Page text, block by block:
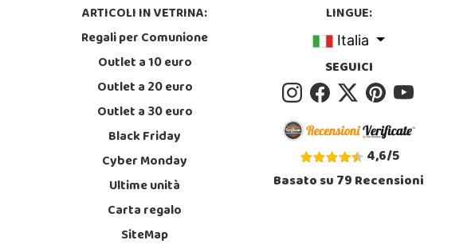
ARTICOLI IN VETRINA:
Regali per Comunione
Outlet a 10 euro
Outlet a 20 euro
Outlet a 30 euro
Black Friday
Cyber Monday
Ultime unità
Carta regalo
SiteMap
LINGUE:
Italia
SEGUICI
4,6/5
Basato su79Recensioni